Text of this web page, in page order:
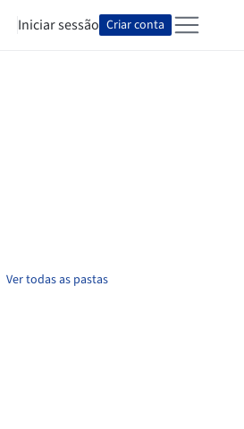
Iniciar sessão Criar conta
Ver todas as pastas